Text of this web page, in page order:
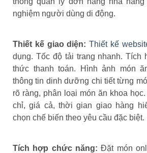
nghiệm người dùng di động.
Thiết kế giao diện: Thiết kế
dụng. Tốc độ tải trang nhanh. Tích
thức thanh toán. Hình ảnh món
thông tin dinh dưỡng chi tiết từng
rõ ràng, phân loại món ăn khoa
chỉ, giá cả, thời gian giao hàng
chọn chế biến theo yêu cầu đặc biệt.
Tích hợp chức năng: Đặt món